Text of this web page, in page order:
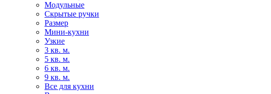
Модульные
Скрытые ручки
Размер
Мини-кухни
Узкие
3 кв. м.
5 кв. м.
6 кв. м.
9 кв. м.
Все для кухни